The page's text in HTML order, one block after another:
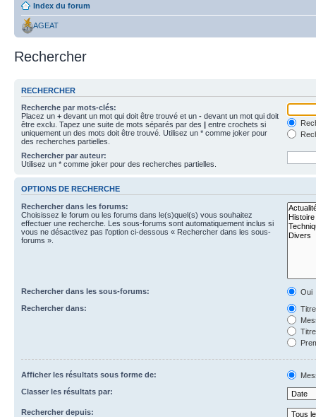
Index du forum
AGEAT
Rechercher
RECHERCHER
Recherche par mots-clés:
Placez un + devant un mot qui doit être trouvé et un - devant un mot qui doit
être exclu. Tapez une suite de mots séparés par des | entre crochets si
uniquement un des mots doit être trouvé. Utilisez un * comme joker pour
des recherches partielles.
Rechercher par auteur:
Utilisez un * comme joker pour des recherches partielles.
OPTIONS DE RECHERCHE
Rechercher dans les forums:
Choisissez le forum ou les forums dans le(s)quel(s) vous souhaitez
effectuer une recherche. Les sous-forums sont automatiquement inclus si
vous ne désactivez pas l’option ci-dessous « Rechercher dans les sous-
forums ».
Rechercher dans les sous-forums:
Oui
Rechercher dans:
Afficher les résultats sous forme de:
Classer les résultats par:
Rechercher depuis: